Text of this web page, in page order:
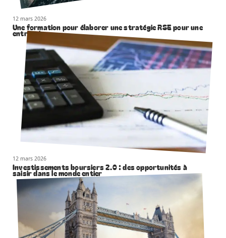
12 mars 2026
Une formation pour élaborer une stratégie RSE pour une
entreprise
12 mars 2026
Investissements boursiers 2.0 : des opportunités à
saisir dans le monde entier